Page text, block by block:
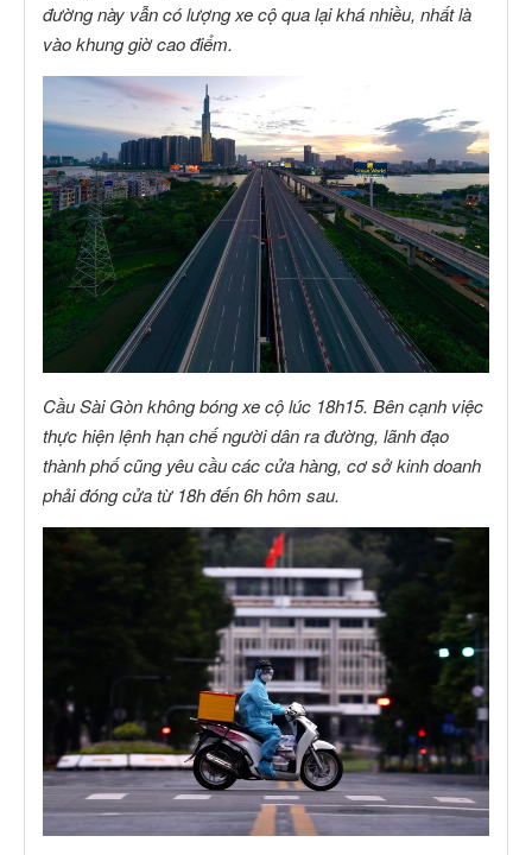
đường này vẫn có lượng xe cộ qua lại khá nhiều, nhất là
vào khung giờ cao điểm.
Cầu Sài Gòn không bóng xe cộ lúc 18h15. Bên cạnh việc
thực hiện lệnh hạn chế người dân ra đường, lãnh đạo
thành phố cũng yêu cầu các cửa hàng, cơ sở kinh doanh
phải đóng cửa từ 18h đến 6h hôm sau.